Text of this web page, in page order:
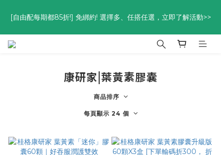
折
[自由配每期都85折!] 免綁約! 選擇多、任搭任選，立即了解活動>>
優惠碼<go300> $3,000折$300  優惠碼<go88> $5,000享88
康研家|葉黃素膠囊
商品排序
每頁顯示 24 個